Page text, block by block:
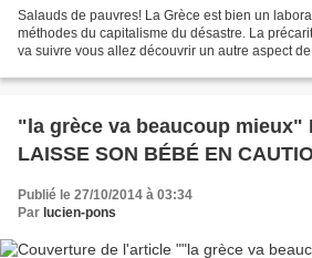
Salauds de pauvres! La Grèce est bien un
méthodes du capitalisme du désastre. La
va suivre vous allez découvrir un autre aspect
"la grèce va beaucoup mieux" RUINÉ : IL
LAISSE SON BÉBÉ EN
Publié le 27/10/2014 à 03:34
Par lucien-pons